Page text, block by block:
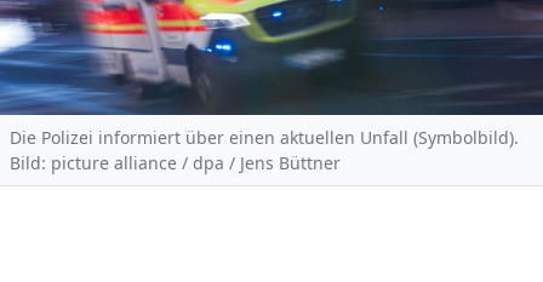
Die Polizei informiert über einen aktuellen Unfall (Symbolbild).
Bild: picture alliance / dpa / Jens Büttner